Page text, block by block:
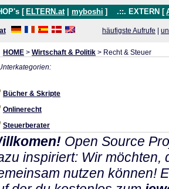
[ ELTERN.at myboshi ] .::. EXTERN [
häufigste Aufrufe
HOME > Wirtschaft & Politik > Recht & Steuer
Bücher & Skripte
Onlinerecht
Steuerberater
Open Source
inspiriert: Wir möchten,
nutzen können!